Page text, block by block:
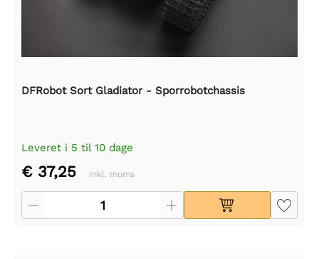
DFRobot Sort Gladiator - Sporrobotchassis
Leveret i 5 til 10 dage
€ 37,25 Inkl. moms